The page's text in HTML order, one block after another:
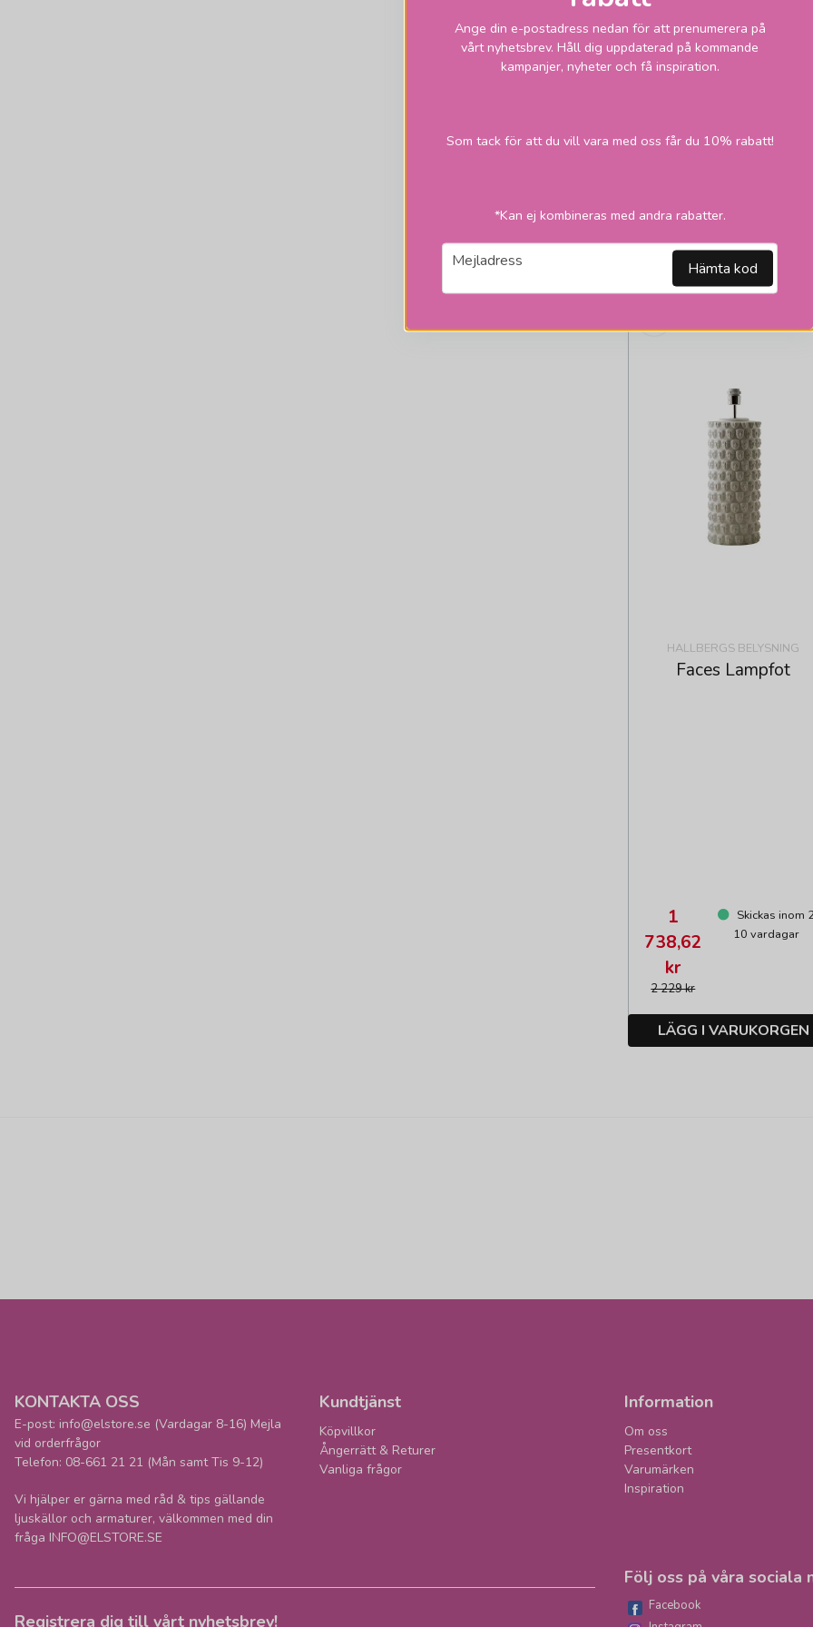
LÄGG I VARUKORGEN
HALLBERGS BELYSNING
Faces Lampfot
2 229 kr
1
738,62
kr
Skickas inom
10 vardagar
LÄGG I VARUKORGEN
Ange din e-postadress nedan för att prenumerera på
vårt nyhetsbrev. Håll dig uppdaterad på kommande
kampanjer, nyheter och få inspiration.
Som tack för att du vill vara med oss får du 10% rabatt!
*Kan ej kombineras med andra rabatter.
email
Mejladress Hämta kod
KONTAKTA OSS
E-post: info@elstore.se (Vardagar 8-16) Mejla
vid orderfrågor
Telefon: 08-661 21 21 (Mån samt Tis 9-12)
Vi hjälper er gärna med råd & tips gällande
ljuskällor och armaturer, välkommen med din
fråga INFO@ELSTORE.SE
Kundtjänst
Köpvillkor
Ångerrätt & Returer
Vanliga frågor
Information
Om oss
Presentkort
Varumärken
Inspiration
Registrera dig till vårt nyhetsbrev!
Följ oss på våra sociala
Facebook